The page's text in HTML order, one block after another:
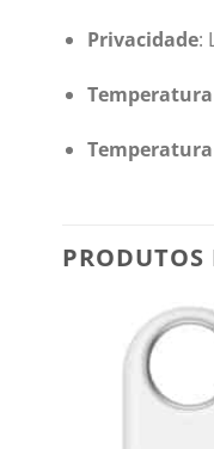
Privacidade: